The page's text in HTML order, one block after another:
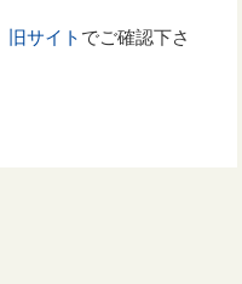
旧サイト でご確認下さ